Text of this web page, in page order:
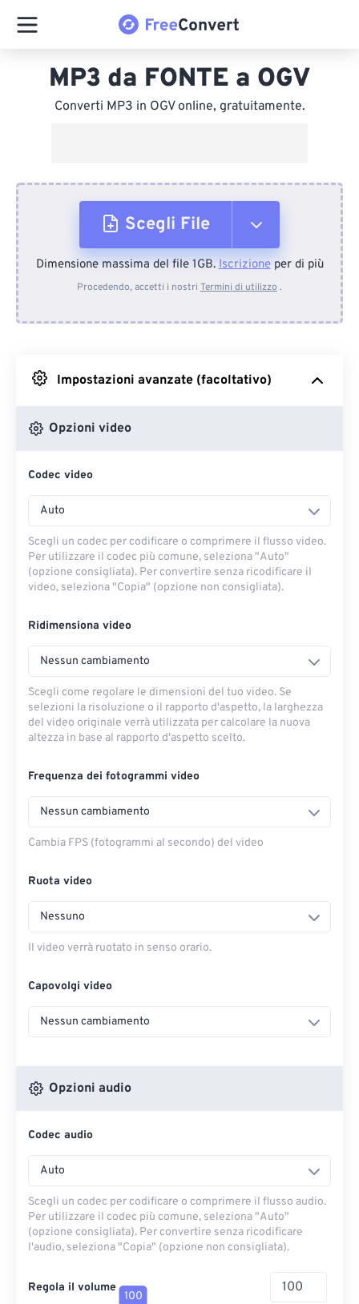
MP3 da FONTE a OGV
Converti MP3 in OGV online, gratuitamente.
Scegli File
Dal dispositivo
Da Google Drive
Dimensione massima del file 1GB.Iscrizioneper di più
Procedendo, accetti i nostri Termini di utilizzo .
Impostazioni avanzate (facoltativo)
Opzioni video
Codec video
Auto
Scegli un codec per codificare o comprimere il flusso video.
Per utilizzare il codec più comune, seleziona "Auto"
(opzione consigliata). Per convertire senza ricodificare il
video, seleziona "Copia" (opzione non consigliata).
Ridimensiona video
Nessun cambiamento
Scegli come regolare le dimensioni del tuo video. Se
selezioni la risoluzione o il rapporto d'aspetto, la larghezza
del video originale verrà utilizzata per calcolare la nuova
altezza in base al rapporto d'aspetto scelto.
Frequenza dei fotogrammi video
Nessun cambiamento
Cambia FPS (fotogrammi al secondo) del video
Ruota video
Nessuno
Il video verrà ruotato in senso orario.
Capovolgi video
Nessun cambiamento
Opzioni audio
Codec audio
Auto
Scegli un codec per codificare o comprimere il flusso audio.
Per utilizzare il codec più comune, seleziona "Auto"
(opzione consigliata). Per convertire senza ricodificare
l'audio, seleziona "Copia" (opzione non consigliata).
Regola il volume
100